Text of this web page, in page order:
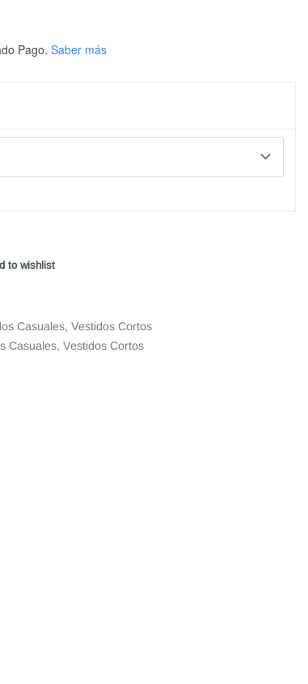
Pago. Saber más
to wishlist
Casuales, Vestidos Cortos
Casuales, Vestidos Cortos